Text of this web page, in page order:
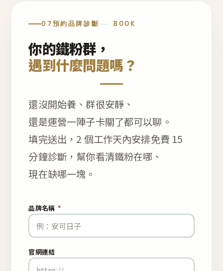
07預約品牌診斷 BOOK
你的鐵粉群，
遇到什麼問題嗎？
還沒開始養、群很安靜、
還是運營一陣子卡關了都可以聊。
填完送出，2 個工作天內安排免費 15
分鐘診斷，幫你看清鐵粉在哪、
現在缺哪一塊。
品牌名稱 *
官網連結